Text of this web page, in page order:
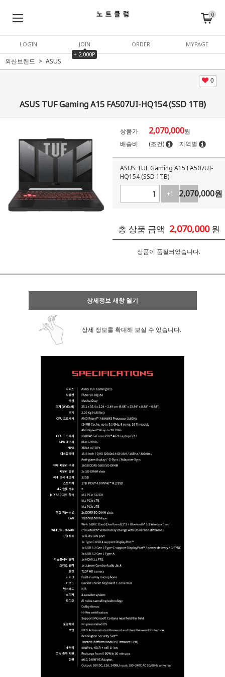
0
LOGIN
JOIN
+ 2,000P
ORDER MYPAGE
외산브랜드 ASUS
0
ASUS TUF Gaming A15 FA507UI-HQ154 (SSD 1TB)
상품가 2,070,000원
배송비
(조건) 지역별
ASUS TUF Gaming A15 FA507UI-
HQ154 (SSD 1TB)
+1
-1
2,070,000원
총 상품 금액 2,070,000 원
상품이 품절되었습니다.
상세정보 새창 열기
상세 정보를 확대해 보실 수 있습니다.